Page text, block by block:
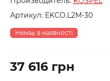
Артикул: EKCO.L2M-30
Немає в наявності
37 616 грн